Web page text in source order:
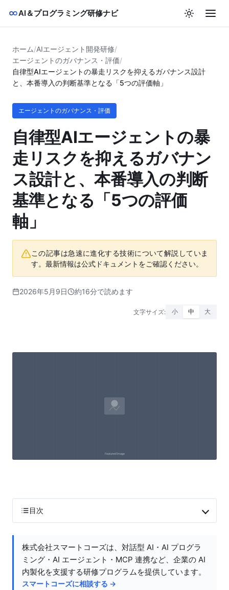
AI＆プログラミング研修ナビ
ホーム/AIエージェント開発研修/
エージェントのガバナンス・評価/
自律型AIエージェントの暴走リスクを抑えるガバナンス設計
と、本番導入の判断基準となる「5つの評価軸」
エージェントのガバナンス・評価
自律型AIエージェントの暴
走リスクを抑えるガバナン
ス設計と、本番導入の判断
基準となる「5つの評価
軸」
この記事は急速に進化する技術について解説していま
す。最新情報は公式ドキュメントをご確認ください。
2026年5月9日 約16分で読めます
文字サイズ: 小 中 大
目次
株式会社スマートコーズは、対話型 AI・AI プログラ
ミング・AI エージェント・MCP 連携など、企業の AI
内製化を支援する研修プログラムを提供しています。
スマートコーズに相談する →